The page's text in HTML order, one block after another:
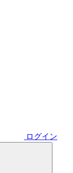
ログイン